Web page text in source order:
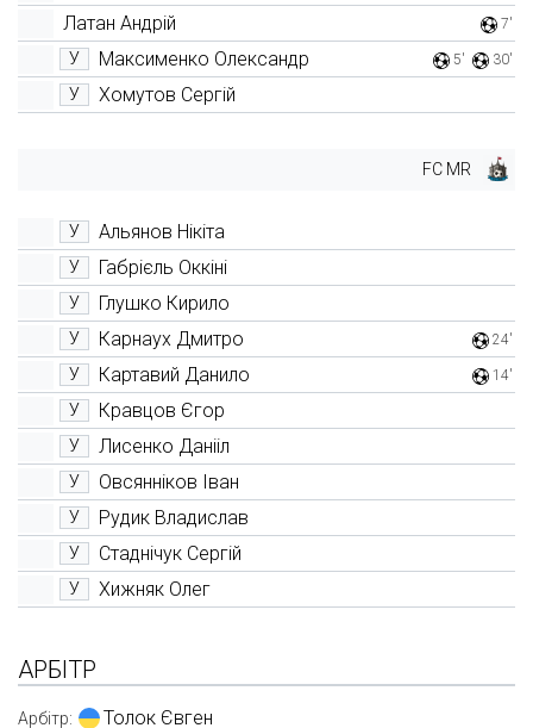
Латан Андрій
7'
У Максименко Олександр 5' 30'
У Хомутов Сергій
FC MR
У Альянов Нікіта
У Габрієль Оккіні
У Глушко Кирило
У Карнаух Дмитро 24'
У Картавий Данило 14'
У Кравцов Єгор
У Лисенко Данііл
У Овсянніков Іван
У Рудик Владислав
У Стаднічук Сергій
У Хижняк Олег
АРБІТР
Арбітр: Толок Євген